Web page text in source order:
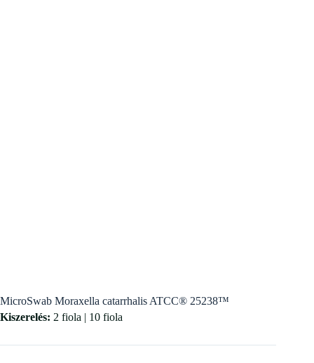
MicroSwab Moraxella catarrhalis ATCC® 25238™
Kiszerelés: 2 fiola | 10 fiola